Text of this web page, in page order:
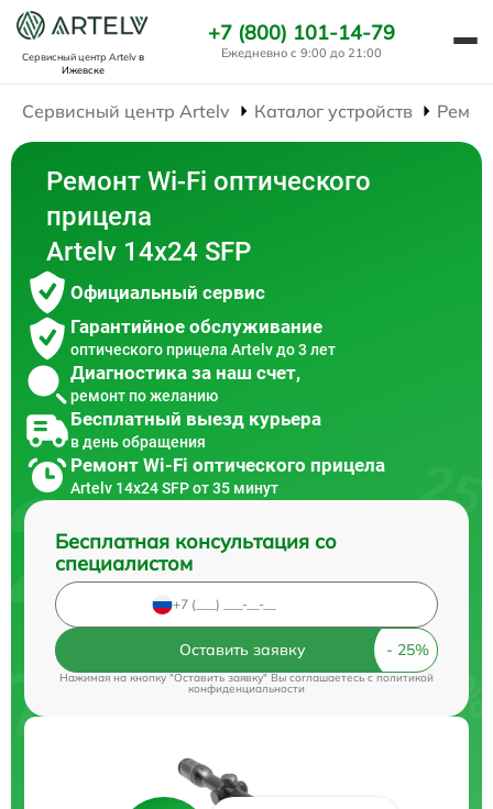
Сервисный центр Artelvв
Ижевске
+7 (800) 101-14-79
Ежедневно с 9:00 до 21:00
Сервисный центр Artelv Каталог устройств
Ремонт Wi-Fi оптического
прицела
Artelv 14x24 SFP
Официальный сервис
Гарантийное обслуживание
оптического прицела Artelv до 3 лет
Диагностика за наш счет,
ремонт по желанию
Бесплатный выезд курьера
в день обращения
Ремонт Wi-Fi оптического прицела
Artelv 14x24 SFP от 35 минут
Бесплатная консультация со
специалистом
Оставить заявку
Нажимая на кнопку "Оставить заявку" Вы соглашаетесь cполитикой
конфиденциальности